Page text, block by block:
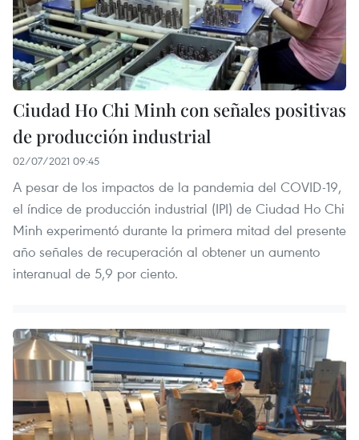
Ciudad Ho Chi Minh con señales positivas
de producción industrial
02/07/2021 09:45
A pesar de los impactos de la pandemia del COVID-19,
el índice de producción industrial (IPI) de Ciudad Ho Chi
Minh experimentó durante la primera mitad del presente
año señales de recuperación al obtener un aumento
interanual de 5,9 por ciento.